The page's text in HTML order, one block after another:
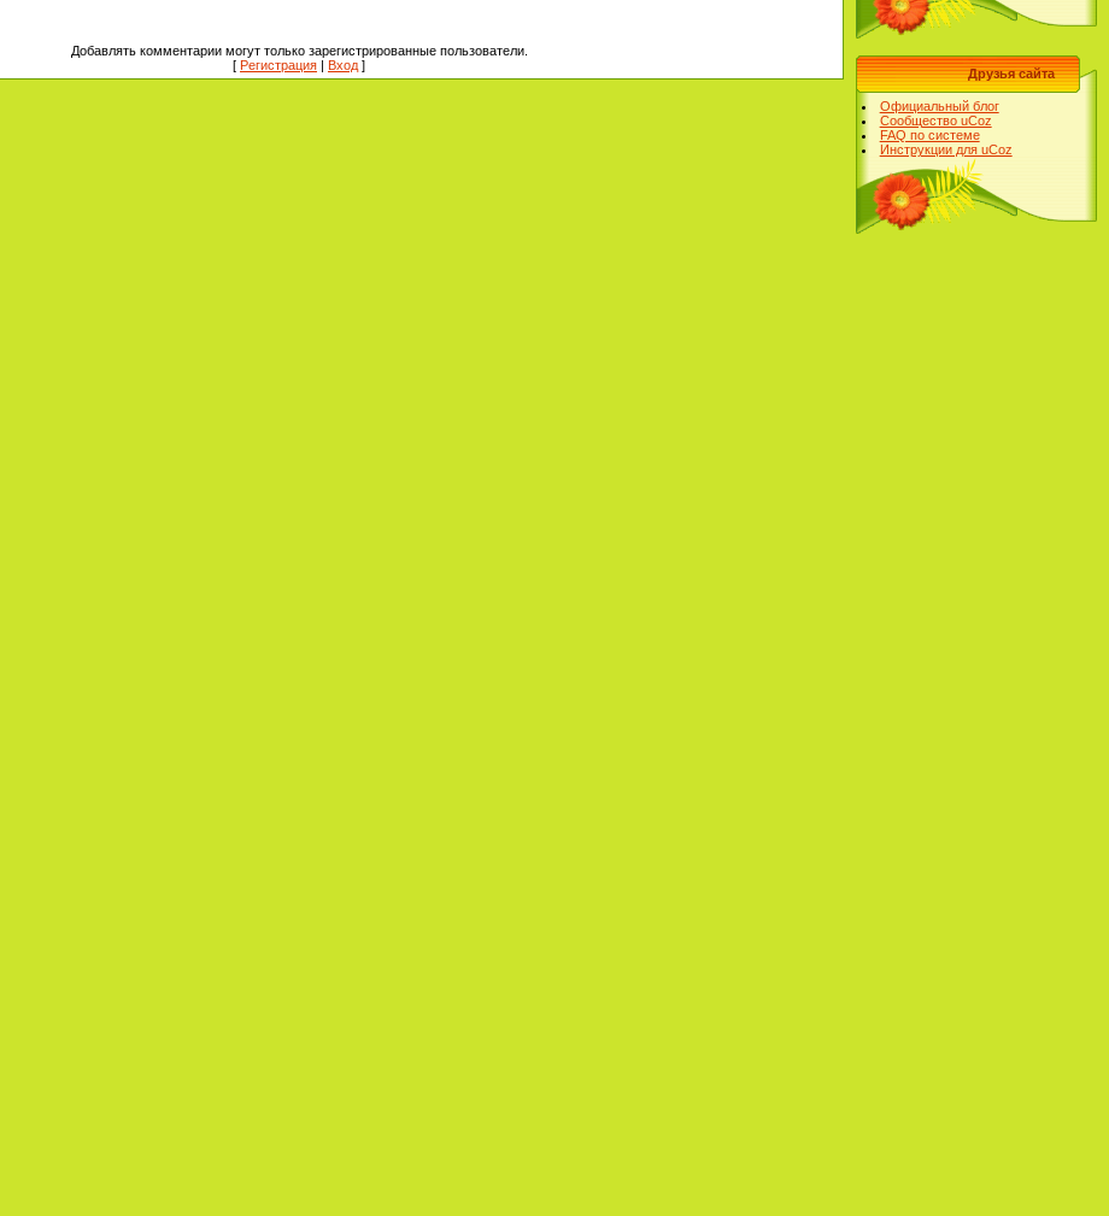
Добавлять комментарии могут только зарегистрированные пользователи.
[ Регистрация Вход]
Друзья сайта
Официальный блог
Сообщество uCoz
FAQ по системе
Инструкции для uCoz